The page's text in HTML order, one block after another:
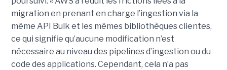
migration en prenant en charge l’ingestion via la
même API Bulk et les mêmes bibliothèques clientes,
ce qui signifie qu’aucune modification n’est
nécessaire au niveau des pipelines d’ingestion ou du
code des applications. Cependant, cela n’a pas